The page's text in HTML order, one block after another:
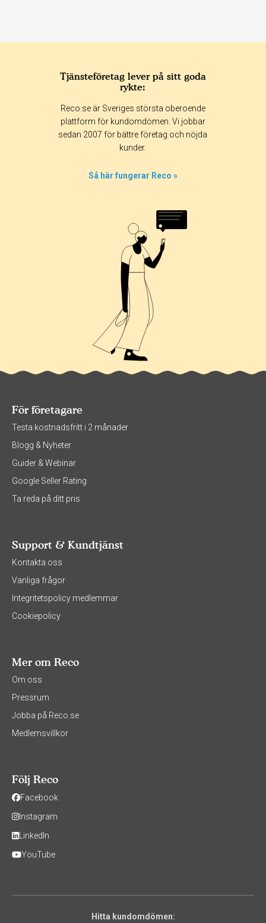
Tjänsteföretag lever på sitt goda
rykte:
Reco.se är Sveriges största oberoende
plattform för kundomdömen. Vi jobbar
sedan 2007 för bättre företag och nöjda
kunder.
Så här fungerar Reco »
För företagare
Testa kostnadsfritt i 2 månader
Blogg & Nyheter
Guider & Webinar
Google Seller Rating
Ta reda på ditt pris
Support & Kundtjänst
Kontakta oss
Vanliga frågor
Integritetspolicy medlemmar
Cookiepolicy
Mer om Reco
Om oss
Pressrum
Jobba på Reco.se
Medlemsvillkor
Följ Reco
Facebook
Instagram
LinkedIn
YouTube
Hitta kundomdömen: